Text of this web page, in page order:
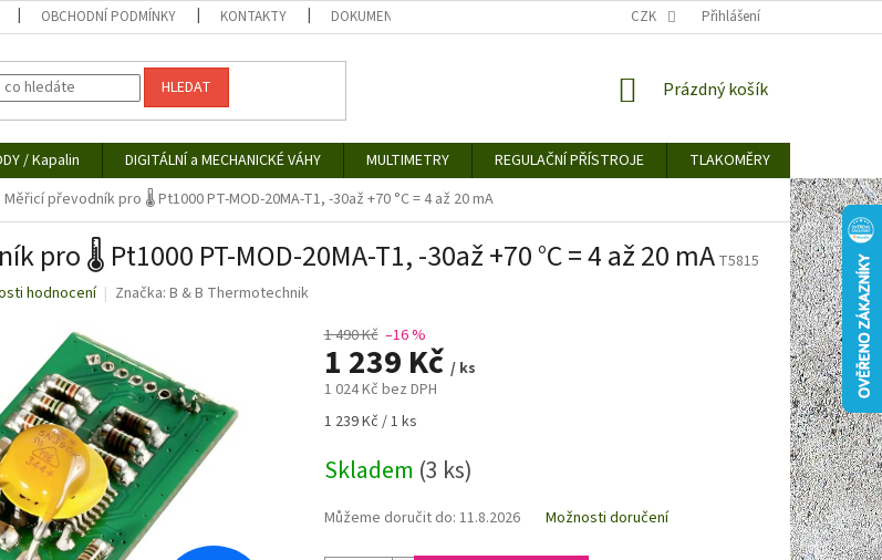
OBCHODNÍ PODMÍNKY KONTAKTY DOKUMENTY KE STAŽENÍ CENY ZA DOPRAVU / ZPŮSOBY DORUČENÍ
CZK Přihlášení
HLEDAT
NÁKUPNÍ
Prázdný košík
/ Kapalin DIGITÁLNÍ a MECHANICKÉ VÁHY MULTIMETRY REGULAČNÍ PŘÍSTROJE TLAKOMĚRY
Měřicí převodník pro 🌡️ Pt1000 PT-MOD-20MA-T1, -30až +70 °C = 4 až 20 mA
pro 🌡️ Pt1000 PT-MOD-20MA-T1, -30až +70 °C = 4 až 20 mA T5815
hodnocení Značka: B & B Thermotechnik
1 490 Kč –16 %
1 239 Kč / ks
1 024 Kč bez DPH
Měrná
1 239 Kč / 1 ks
Skladem (3 ks)
Můžeme doručit do: 11.8.2026 Možnosti doručení